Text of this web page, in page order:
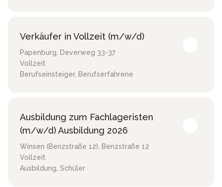
Verkäufer in Vollzeit (m/w/d)
Papenburg, Deverweg 33-37
Vollzeit
Berufseinsteiger, Berufserfahrene
Ausbildung zum Fachlageristen
(m/w/d) Ausbildung 2026
Winsen (Benzstraße 12), Benzstraße 12
Vollzeit
Ausbildung, Schüler